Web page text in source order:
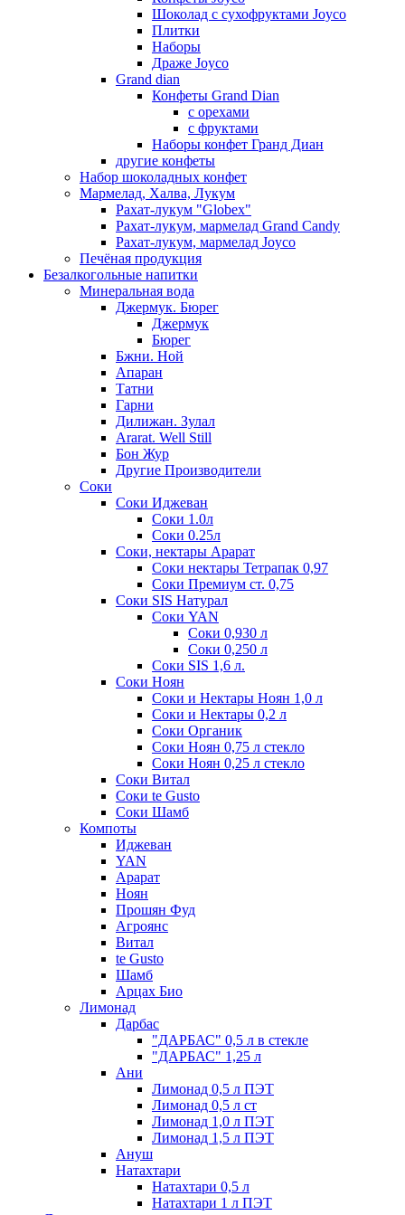
Шоколад с сухофруктами Joyco
Плитки
Наборы
Драже Joyco
Grand dian
Конфеты Grand Dian
с орехами
с фруктами
Наборы конфет Гранд Диан
другие конфеты
Набор шоколадных конфет
Мармелад, Халва, Лукум
Рахат-лукум "Globex"
Рахат-лукум, мармелад Grand Candy
Рахат-лукум, мармелад Joyco
Печёная продукция
Безалкогольные напитки
Минеральная вода
Джермук. Бюрег
Джермук
Бюрег
Бжни. Ной
Апаран
Татни
Гарни
Дилижан. Зулал
Ararat. Well Still
Бон Жур
Другие Производители
Соки
Соки Иджеван
Соки 1.0л
Соки 0.25л
Соки, нектары Арарат
Соки нектары Тетрапак 0,97
Соки Премиум ст. 0,75
Соки SIS Натурал
Соки YAN
Соки 0,930 л
Соки 0,250 л
Соки SIS 1,6 л.
Соки Ноян
Соки и Нектары Ноян 1,0 л
Соки и Нектары 0,2 л
Соки Органик
Соки Ноян 0,75 л стекло
Соки Ноян 0,25 л стекло
Соки Витал
Соки te Gusto
Соки Шамб
Компоты
Иджеван
YAN
Арарат
Ноян
Прошян Фуд
Агроянс
Витал
te Gusto
Шамб
Арцах Био
Лимонад
Дарбас
"ДАРБАС" 0,5 л в стекле
"ДАРБАС" 1,25 л
Ани
Лимонад 0,5 л ПЭТ
Лимонад 0,5 л ст
Лимонад 1,0 л ПЭТ
Лимонад 1,5 л ПЭТ
Ануш
Натахтари
Натахтари 0,5 л
Натахтари 1 л ПЭТ